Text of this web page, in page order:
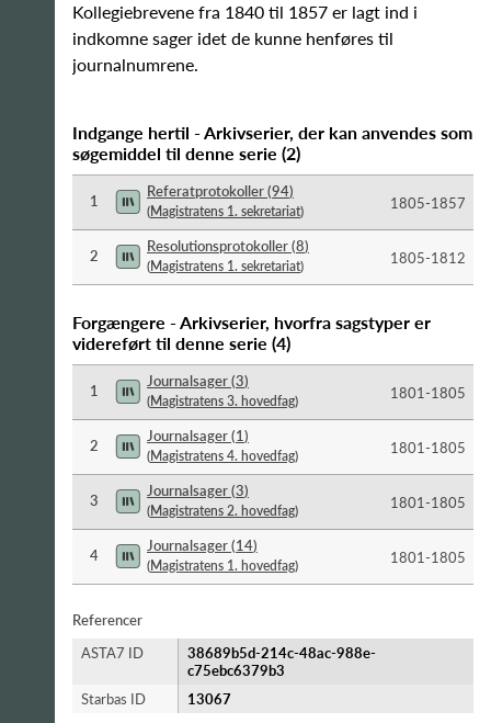
Kollegiebrevene fra 1840 til 1857 er lagt ind i
indkomne sager idet de kunne henføres til
journalnumrene.
Indgange hertil - Arkivserier, der kan anvendes som
søgemiddel til denne serie (2)
1
Referatprotokoller(94)
(Magistratens 1. sekretariat) 1805-​1857
2
Resolutionsprotokoller(8)
(Magistratens 1. sekretariat) 1805-​1812
Forgængere - Arkivserier, hvorfra sagstyper er
videreført til denne serie (4)
1
Journalsager(3)
(Magistratens 3. hovedfag) 1801-​1805
2
Journalsager(1)
(Magistratens 4. hovedfag) 1801-​1805
3
Journalsager(3)
(Magistratens 2. hovedfag) 1801-​1805
4
Journalsager(14)
(Magistratens 1. hovedfag) 1801-​1805
Referencer
ASTA7 ID
38689b5d-214c-48ac-988e-
c75ebc6379b3
Starbas ID
13067